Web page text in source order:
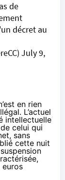
de
décret au
July 9,
en rien
L’actuel
intellectuelle
celui qui
sans
cette nuit
euros